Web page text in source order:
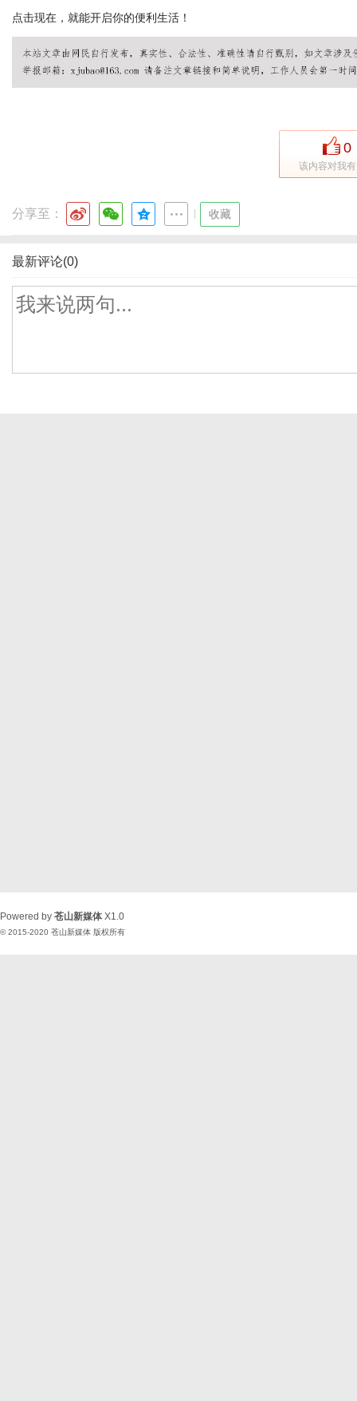
点击现在，就能开启你的便利生活！
0
该内容对我
分享至： 收藏
最新评论(0)
Powered by 苍山新媒体 X1.0
© 2015-2020 苍山新媒体 版权所有